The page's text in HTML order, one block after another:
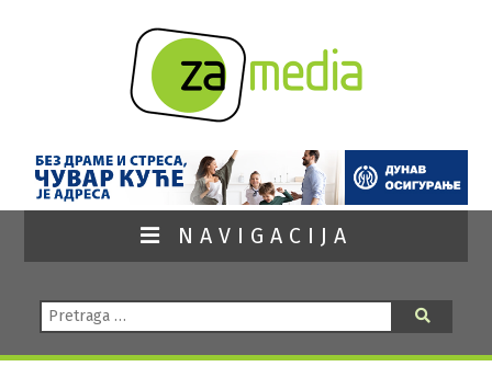
NAVIGACIJA
Pretraga: